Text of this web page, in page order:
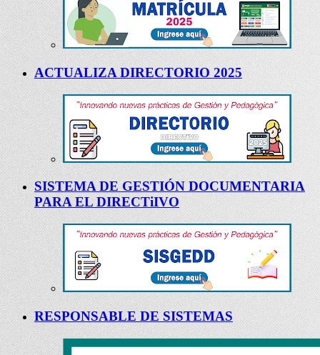
ACTUALIZA DIRECTORIO 2025
SISTEMA DE GESTIÓN DOCUMENTARIA
PARA EL DIRECTiIVO
RESPONSABLE DE SISTEMAS